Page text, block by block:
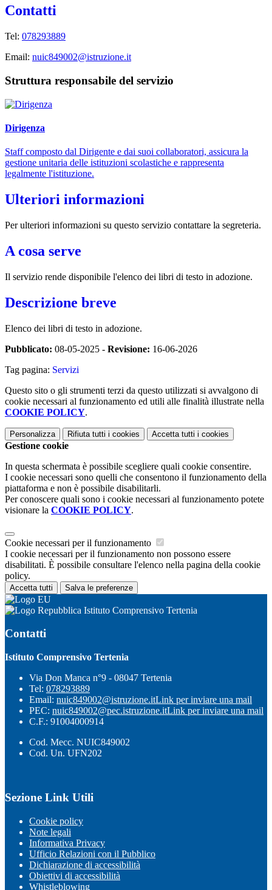
Contatti
Tel: 078293889
Email: nuic849002@istruzione.it
Struttura responsabile del servizio
Dirigenza
Staff composto dal Dirigente e dai suoi collaboratori, assicura la
gestione unitaria delle istituzioni scolastiche e rappresenta
legalmente l'istituzione.
Ulteriori informazioni
Per ulteriori informazioni su questo servizio contattare la segreteria.
A cosa serve
Il servizio rende disponibile l'elenco dei libri di testo in adozione.
Descrizione breve
Elenco dei libri di testo in adozione.
Pubblicato: 08-05-2025 - Revisione: 16-06-2026
Tag pagina: Servizi
Questo sito o gli strumenti terzi da questo utilizzati si avvalgono di
cookie necessari al funzionamento ed utili alle finalità illustrate nella
COOKIE POLICY.
Personalizza Rifiuta tutti i cookies Accetta tutti i cookies
Gestione cookie
In questa schermata è possibile scegliere quali cookie consentire.
I cookie necessari sono quelli che consentono il funzionamento della
piattaforma e non è possibile disabilitarli.
Per conoscere quali sono i cookie necessari al funzionamento potete
visionare la COOKIE POLICY.
Cookie necessari per il funzionamento
I cookie necessari per il funzionamento non possono essere
disabilitati. È possibile consultare l'elenco nella pagina della cookie
policy.
Accetta tutti Salva le preferenze
Istituto Comprensivo Tertenia
Contatti
Istituto Comprensivo Tertenia
Via Don Manca n°9 - 08047 Tertenia
Tel: 078293889
Email: nuic849002@istruzione.itLink per inviare una mail
PEC: nuic849002@pec.istruzione.itLink per inviare una mail
C.F.: 91004000914
Cod. Mecc. NUIC849002
Cod. Un. UFN202
Sezione Link Utili
Cookie policy
Note legali
Informativa Privacy
Ufficio Relazioni con il Pubblico
Dichiarazione di accessibilità
Obiettivi di accessibilità
Whistleblowing